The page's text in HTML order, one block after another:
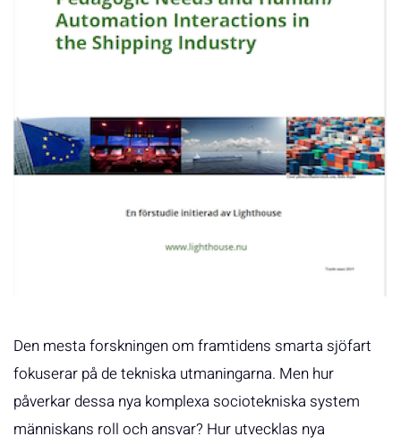
Den mesta forskningen om framtidens smarta sjöfart
fokuserar på de tekniska utmaningarna. Men hur
påverkar dessa nya komplexa sociotekniska system
människans roll och ansvar? Hur utvecklas nya